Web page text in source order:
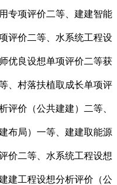
专项评价二等、建建智能
评价二等、水系统工程设
优良设想单项评价二等获
、村落扶植取成长单项评
评价（公共建建）二等、
布局）一等、建建取能源
价二等、水系统工程设想
建工程设想分析评价（公